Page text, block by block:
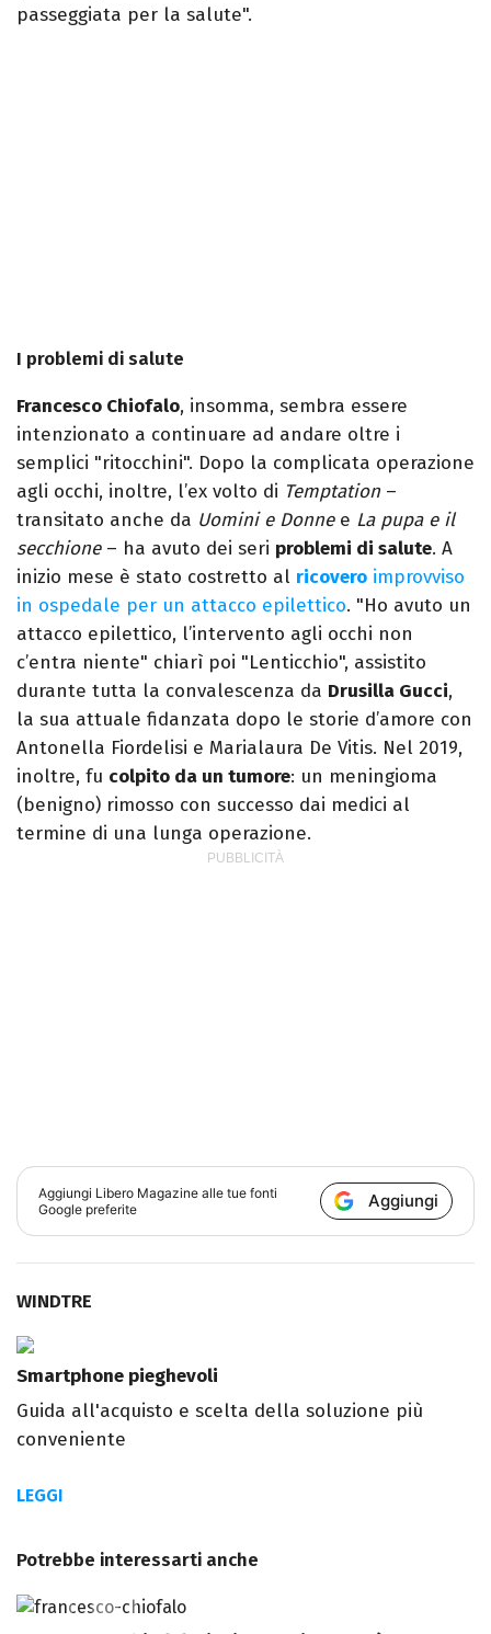
passeggiata per la salute".
I problemi di salute
Francesco Chiofalo, insomma, sembra essere
intenzionato a continuare ad andare oltre i
semplici "ritocchini". Dopo la complicata operazione
agli occhi, inoltre, l’ex volto di Temptation –
transitato anche da Uomini e Donnee La pupa e il
secchione– ha avuto dei seri problemi di salute. A
inizio mese è stato costretto al ricovero improvviso
in ospedale per un attacco epilettico. "Ho avuto un
attacco epilettico, l’intervento agli occhi non
c’entra niente" chiarì poi "Lenticchio", assistito
durante tutta la convalescenza da Drusilla Gucci,
la sua attuale fidanzata dopo le storie d’amore con
Antonella Fiordelisi e Marialaura De Vitis. Nel 2019,
inoltre, fu colpito da un tumore: un meningioma
(benigno) rimosso con successo dai medici al
termine di una lunga operazione.
Aggiungi Libero Magazine alle tue fonti
Google preferite
Aggiungi
WINDTRE
Smartphone pieghevoli
Guida all'acquisto e scelta della soluzione più
conveniente
LEGGI
Potrebbe interessarti anche